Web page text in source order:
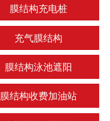
膜结构充电桩
充气膜结构
膜结构泳池遮阳
膜结构收费加油站